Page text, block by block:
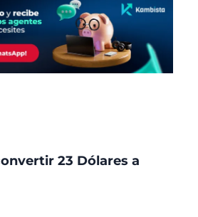
23 Dólares a